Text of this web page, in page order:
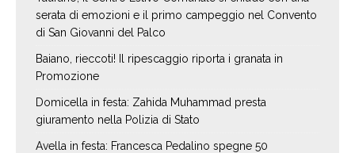
serata di emozioni e il primo campeggio nel Convento
di San Giovanni del Palco
Baiano, rieccoti! Il ripescaggio riporta i granata in
Promozione
Domicella in festa: Zahida Muhammad presta
giuramento nella Polizia di Stato
Avella in festa: Francesca Pedalino spegne 50